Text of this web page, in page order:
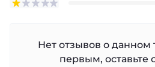
Нет отзывов о данном
первым, оставьте